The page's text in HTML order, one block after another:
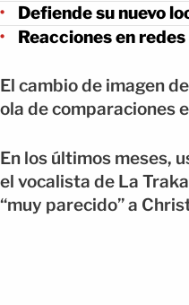
Defiende su nuevo
Reacciones en
El cambio de imagen
ola de comparaciones
En los últimos meses,
el vocalista de La
“muy parecido” a